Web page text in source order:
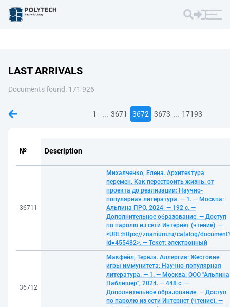
LAST ARRIVALS
Documents found: 171 926
1 ... 3671 3672 3673 ... 17193
№ Description
36711
Михалченко, Елена. Архитектура
перемен. Как перестроить жизнь: от
проекта до реализации: Научно-
популярная литература. — 1. — Москва:
Альпина ПРО, 2024. — 192 с. —
Дополнительное образование. — Доступ
по паролю из сети Интернет (чтение). —
<URL:https://znanium.ru/catalog/
id=455482>. — Текст: электронный
36712
Макфейл, Тереза. Аллергия: Жестокие
игры иммунитета: Научно-популярная
литература. — 1. — Москва: ООО "Альпина
Паблишер", 2024. — 448 с. —
Дополнительное образование. — Доступ
по паролю из сети Интернет (чтение). —